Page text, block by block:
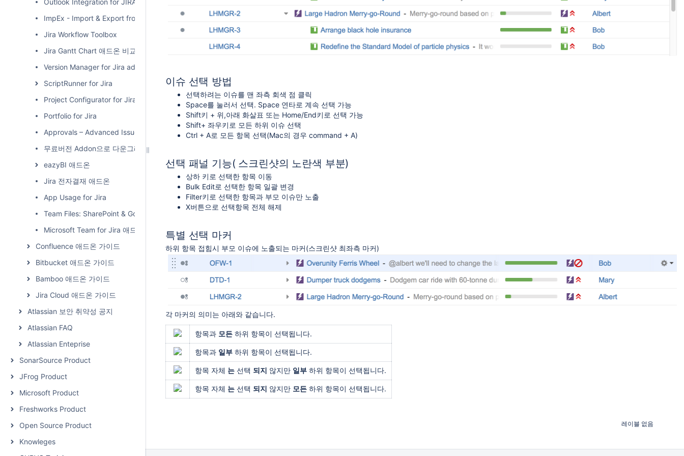
Outlook Integration for JIRA
ImpEx - Import & Export from/to MS Excel
Jira Workflow Toolbox
Jira Gantt Chart 애드온 비교
Version Manager for Jira add-on
ScriptRunner for Jira
Project Configurator for Jira
Portfolio for Jira
Approvals – Advanced Issue Acceptance
무료버전 Addon으로 다운그레이드 하기
eazyBI 애드온
Jira 전자결재 애드온
App Usage for Jira
Team Files: SharePoint & Google Drive for Jira
Microsoft Team for Jira 애드온
Confluence 애드온 가이드
Bitbucket 애드온 가이드
Bamboo 애드온 가이드
Jira Cloud 애드온 가이드
Atlassian 보안 취약성 공지
Atlassian FAQ
Atlassian Enteprise
SonarSource Product
JFrog Product
Microsoft Product
Freshworks Product
Open Source Product
Knowleges
이슈 선택 방법
선택하려는 이슈를 맨 좌측 회색 점 클릭
Space를 눌러서 선택. Space 연타로 계속 선택 가능
Shift키 + 위,아래 화살표 또는 Home/End키로 선택 가능
Shift+ 좌우키로 모든 하위 이슈 선택
Ctrl + A로 모든 항목 선택(Mac의 경우 command + A)
선택 패널 기능( 스크린샷의 노란색 부분)
상하 키로 선택한 항목 이동
Bulk Edit로 선택한 항목 일괄 변경
Filter키로 선택한 항목과 부모 이슈만 노출
X버튼으로 선택항목 전체 해제
특별 선택 마커
하위 항목 접힘시 부모 이슈에 노출되는 마커(스크린샷 최좌측 마커)
각 마커의 의미는 아래와 같습니다.
항목과 모든 하위 항목이 선택됩니다.
항목과 일부 하위 항목이 선택됩니다.
항목 자체 는 선택 되지 않지만 일부 하위 항목이 선택됩니다.
항목 자체 는 선택 되지 않지만 모든 하위 항목이 선택됩니다.
레이블 없음